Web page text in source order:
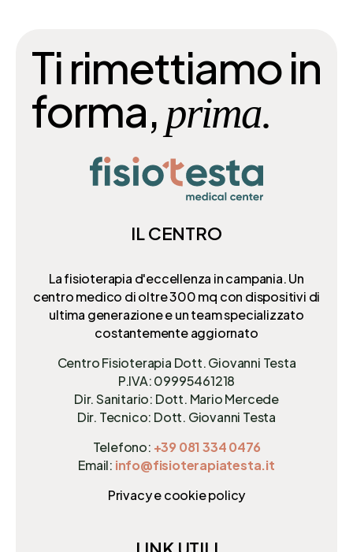
Ti rimettiamo in
forma, prima.
IL CENTRO
La fisioterapia d'eccellenza in campania. Un
centro medico di oltre 300 mq con dispositivi di
ultima generazione e un team specializzato
costantemente aggiornato
Centro Fisioterapia Dott. Giovanni Testa
P.IVA: 09995461218
Dir. Sanitario: Dott. Mario Mercede
Dir. Tecnico: Dott. Giovanni Testa
Telefono: +39 081 334 0476
Email: info@fisioterapiatesta.it
Privacy e cookie policy